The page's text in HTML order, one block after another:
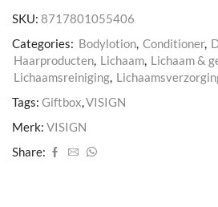
SKU: 8717801055406
Categories: Bodylotion, Conditioner,
Haarproducten, Lichaam, Lichaam &
Lichaamsreiniging,
Tags: Giftbox,VISIGN
Merk: VISIGN
Share: